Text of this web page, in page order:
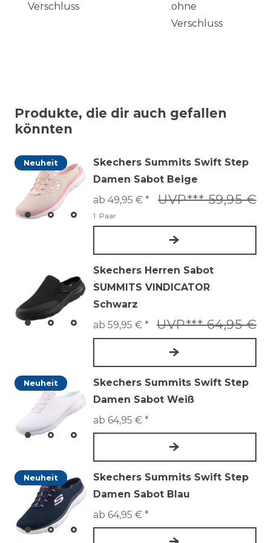
Verschluss
ohne
Verschluss
Produkte, die dir auch gefallen
könnten
Neuheit
Skechers Summits Swift Step
Damen Sabot Beige
UVP*** 59,95 €
ab 49,95 € *
1 Paar
Skechers Herren Sabot
SUMMITS VINDICATOR
Schwarz
UVP*** 64,95 €
ab 59,95 € *
Neuheit
Skechers Summits Swift Step
Damen Sabot Weiß
ab 64,95 € *
Neuheit
Skechers Summits Swift Step
Damen Sabot Blau
ab 64,95 € *